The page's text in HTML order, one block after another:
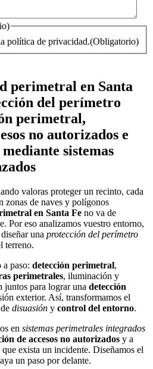
política de privacidad.(Obligatorio)
perimetral en Santa
del perímetro
perimetral,
no autorizados e
sistemas
valoras proteger un recinto, cada
zonas de naves y polígonos
en Santa Fe no va de
Por eso analizamos vuestro entorno,
una protección del perímetro
terreno.
a paso: detección perimetral,
perimetrales, iluminación y
juntos para lograr una detección
exterior. Así, transformamos el
disuasión y control del entorno.
en sistemas perimetrales integrados
de accesos no autorizados y a
exista un incidente. Diseñamos el
un paso por delante.